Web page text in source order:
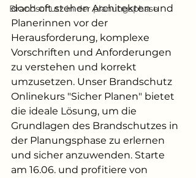
Brandschutz in der planungsphase
doch oft stehen Architekten und
Planerinnen vor der
Herausforderung, komplexe
Vorschriften und Anforderungen
zu verstehen und korrekt
umzusetzen. Unser Brandschutz
Onlinekurs "Sicher Planen" bietet
die ideale Lösung, um die
Grundlagen des Brandschutzes in
der Planungsphase zu erlernen
und sicher anzuwenden. Starte
am 16.06. und profitiere von